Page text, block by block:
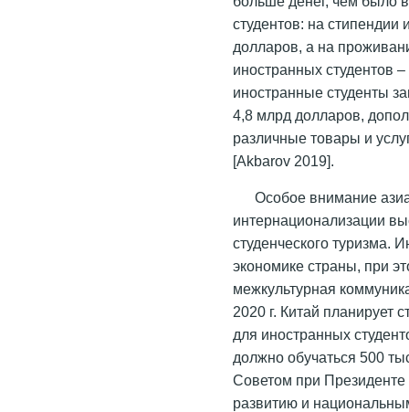
студентов: на
долларов, а на
иностранных студентов
иностранные студенты
4,8 млрд долларов,
различные товары и
[Akbarov 2019].
Особое внимание
интернационализации
студенческого туризма.
экономике страны, при
межкультурная
2020 г. Китай планирует
для иностранных
должно обучаться 500
Советом при Президенте
развитию и